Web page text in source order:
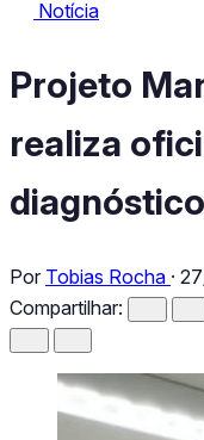
Notícia
Projeto
realiza
Por Tobias Rocha ·
Compartilhar: